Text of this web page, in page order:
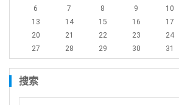
6
7 8 9 10
13
14 15 16 17
20
21 22 23 24
27
28 29 30 31
搜索